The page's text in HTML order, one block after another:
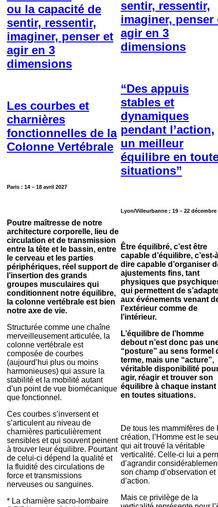
ou la capacité de
sentir, ressentir,
imaginer, penser et
agir en 3
dimensions
Les courbes et
charnières
fonctionnelles de la
Colonne Vertébrale
Paris : 14 – 18 avril 2027
Poutre maîtresse de notre
architecture corporelle, lieu de
circulation et de transmission
entre la tête et le bassin, entre
le cerveau et les parties
périphériques, réel support de
l’insertion des grands
groupes musculaires qui
conditionnent notre équilibre,
la colonne vertébrale est bien
notre axe de vie.
Structurée comme une chaîne
merveilleusement articulée, la
colonne vertébrale est
composée de courbes
(aujourd’hui plus ou moins
harmonieuses) qui assure la
stabilité et la mobilité autant
d’un point de vue biomécanique
que fonctionnel.
Ces courbes s’inversent et
s’articulent au niveau de
charnières particulièrement
sensibles et qui souvent peinent
à trouver leur équilibre. Pourtant
de celui-ci dépend la qualité et
la fluidité des circulations de
force et transmissions
nerveuses ou sanguines.
* La charnière sacro-lombaire
sentir, ressentir,
imaginer, penser
agir en 3
dimensions
“Des appuis
stables et
dynamiques
pendant l’action,
un meilleur
équilibre en
situations”
Lyon/Villeurbanne : 19 – 22 décembre
Être équilibré, c’est être
capable d’équilibre, c’est-
dire capable d’organiser
ajustements fins, tant
physiques que
qui permettent de
aux événements venant
l’extérieur comme de
l’intérieur.
L’équilibre de l’homme
debout n’est donc pas
“posture” au sens formel
terme, mais une “acture”,
véritable disponibilité
agir, réagir et trouver son
équilibre à chaque instant
en toutes situations.
De tous les mammifères de
création, l’Homme est le
qui ait trouvé la véritable
verticalité. Celle-ci lui a
d’agrandir
son champ d’observation et
d’action.
Mais ce privilège de la